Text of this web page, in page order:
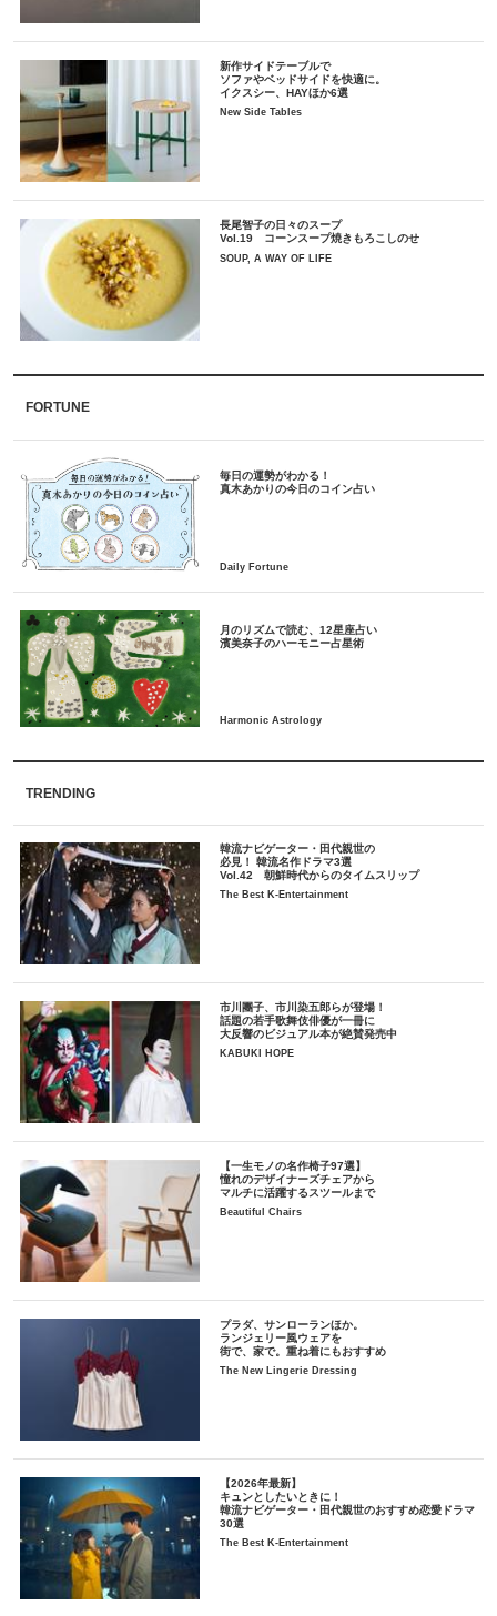
新作サイドテーブルで
ソファやベッドサイドを快適に。
イクスシー、HAYほか6選
New Side Tables
長尾智子の日々のスープ
Vol.19 コーンスープ焼きもろこしのせ
SOUP, A WAY OF LIFE
FORTUNE
毎日の運勢がわかる！
月のリズムで読む、12星座占い
TRENDING
韓流ナビゲーター・田代親世の
必見！ 韓流名作ドラマ3選
Vol.42 朝鮮時代からのタイムスリップ
The Best K-Entertainment
市川團子、市川染五郎らが登場！
話題の若手歌舞伎俳優が一冊に
大反響のビジュアル本が絶賛発売中
KABUKI HOPE
【一生モノの名作椅子97選】
憧れのデザイナーズチェアから
マルチに活躍するスツールまで
Beautiful Chairs
プラダ、サンローランほか。
ランジェリー風ウェアを
街で、家で。重ね着にもおすすめ
The New Lingerie Dressing
【2026年最新】
キュンとしたいときに！
韓流ナビゲーター・田代親世のおすすめ恋愛ドラマ
30選
The Best K-Entertainment